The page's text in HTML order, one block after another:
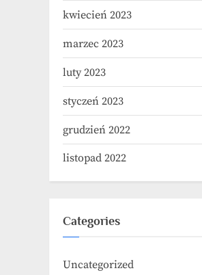
kwiecień 2023
marzec 2023
luty 2023
styczeń 2023
grudzień 2022
listopad 2022
Categories
Uncategorized